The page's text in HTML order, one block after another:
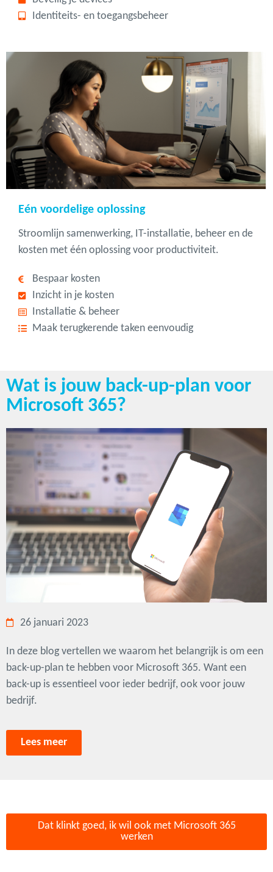
Identiteits- en toegangsbeheer
Eén voordelige oplossing
Stroomlijn samenwerking, IT-installatie, beheer en de
kosten met één oplossing voor productiviteit.
Bespaar kosten
Inzicht in je kosten
Installatie & beheer
Maak terugkerende taken eenvoudig
Wat is jouw back-up-plan voor
Microsoft 365?
26 januari 2023
In deze blog vertellen we waarom het belangrijk is om een
back-up-plan te hebben voor Microsoft 365. Want een
back-up is essentieel voor ieder bedrijf, ook voor jouw
bedrijf.
Lees meer
Dat klinkt goed, ik wil ook met Microsoft 365
werken